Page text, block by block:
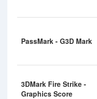
PassMark - G3D Mark
3DMark Fire Strike -
Graphics Score